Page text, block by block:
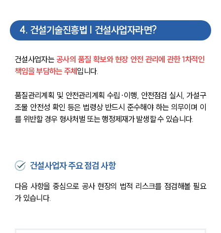
4. 건설기술진흥법 | 건설사업자라면?
건설사업자는 공사의 품질 확보와 현장 안전 관리에 관한 1차적인
책임을 부담하는 주체 입니다.
품질관리계획 및 안전관리계획 수립·이행, 안전점검 실시, 가설구
조물 안전성 확인 등은 법령상 반드시 준수해야 하는 의무이며 이
를 위반할 경우 형사처벌 또는 행정제재가 발생할 수 있습니다.
건설사업자 주요 점검 사항
다음 사항을 중심으로 공사 현장의 법적 리스크를 점검해볼 필요
가 있습니다.